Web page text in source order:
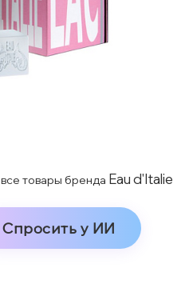
все товары бренда Eau d'Italie
Спросить у ИИ